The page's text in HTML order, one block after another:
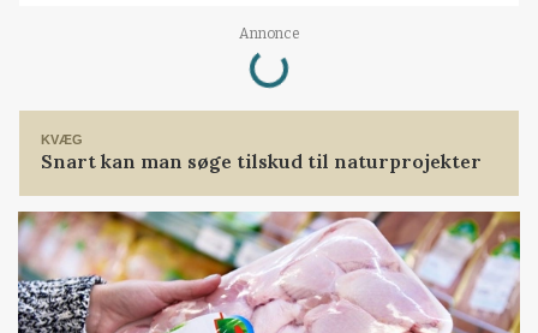
Annonce
Loading...
KVÆG
Snart kan man søge tilskud til naturprojekter